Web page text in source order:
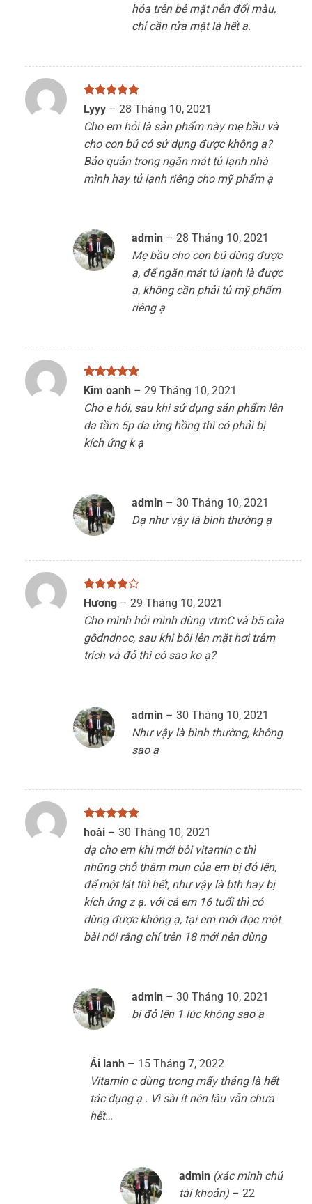
hóa trên bê mặt nên đổi màu,
chỉ cần rửa mặt là hết ạ.
Được xếp
hạng
5
sao
Lyyy – 28 Tháng 10, 2021
Cho em hỏi là sản phẩm này mẹ bầu và
cho con bú có sử dụng được không ạ?
Bảo quản trong ngăn mát tủ lạnh nhà
mình hay tủ lạnh riêng cho mỹ phẩm ạ
admin – 28 Tháng 10, 2021
Mẹ bầu cho con bú dùng được
ạ, để ngăn mát tủ lạnh là được
ạ, không cần phải tủ mỹ phẩm
riêng ạ
Được xếp
sao
Kim oanh – 29 Tháng 10, 2021
Cho e hỏi, sau khi sử dụng sản phẩm lên
da tầm 5p da ửng hồng thì có phải bị
kích ứng k ạ
admin – 30 Tháng 10, 2021
Dạ như vậy là bình thường ạ
Được
xếp hạng
45 sao
Hương – 29 Tháng 10, 2021
Cho mình hỏi mình dùng vtmC và b5 của
gôdndnoc, sau khi bôi lên mặt hơi trâm
trích và đỏ thì có sao ko ạ?
admin – 30 Tháng 10, 2021
Như vậy là bình thường, không
sao ạ
Được xếp
sao
hoài – 30 Tháng 10, 2021
dạ cho em khi mới bôi vitamin c thì
những chỗ thâm mụn của em bị đỏ lên,
để một lát thì hết, như vậy là bth hay bị
kích ứng z ạ. với cả em 16 tuổi thì có
dùng được không ạ, tại em mới đọc một
bài nói rằng chỉ trên 18 mới nên dùng
admin – 30 Tháng 10, 2021
bị đỏ lên 1 lúc không sao ạ
Ái lanh – 15 Tháng 7, 2022
Vitamin c dùng trong mấy tháng là hết
tác dụng ạ . Vì sài ít nên lâu vẫn chưa
hết…
admin (xác minh chủ
tài khoản) – 22